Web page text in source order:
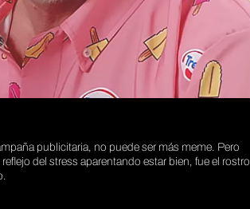
publicitaria, no puede ser más meme. Pero
del stress aparentando estar bien, fue el rostro